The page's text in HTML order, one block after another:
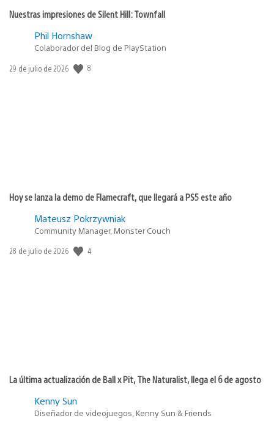
Nuestras impresiones de Silent Hill: Townfall
Phil Hornshaw
Colaborador del Blog de PlayStation
Fecha
29 de julio de 2026 8
Hoy se lanza la demo de Flamecraft, que llegará a PS5 este año
Mateusz Pokrzywniak
Community Manager, Monster Couch
Fecha
28 de julio de 2026 4
La última actualización de Ball x Pit, The Naturalist, llega el 6 de agosto
Kenny Sun
Diseñador de videojuegos, Kenny Sun & Friends